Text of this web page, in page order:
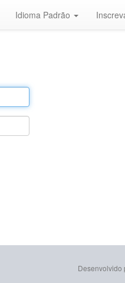
Idioma Padrão
Desenvolvido